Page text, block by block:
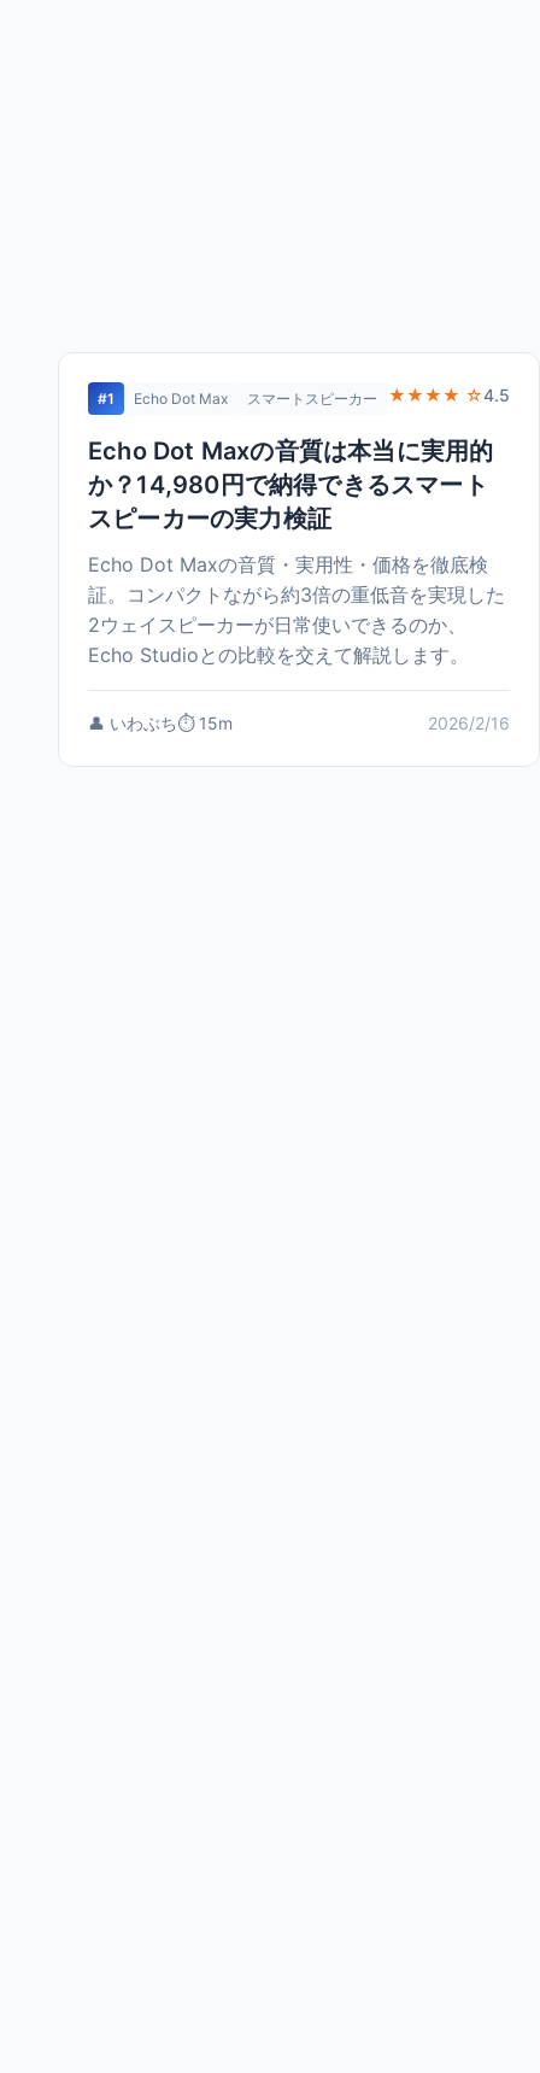
#1 Echo Dot Max スマートスピーカー ★★★★ ☆4.5
Echo Dot Maxの音質は本当に実用的
か？14,980円で納得できるスマート
スピーカーの実力検証
Echo Dot Maxの音質・実用性・価格を徹底検
証。コンパクトながら約3倍の重低音を実現した
2ウェイスピーカーが日常使いできるのか、
Echo Studioとの比較を交えて解説します。
👤 いわぶち⏱️ 15m 2026/2/16